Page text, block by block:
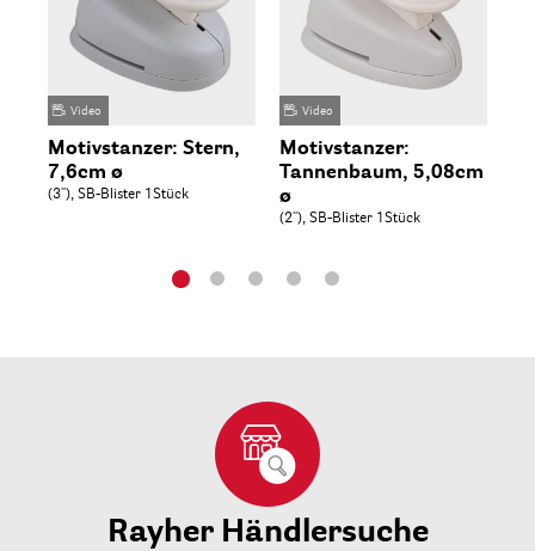
Video
Motivstanzer: Stern,
7,6cm ø
(3''), SB-Blister 1Stück
Video
Motivstanzer:
Tannenbaum, 5,08cm
ø
(2''), SB-Blister 1Stück
Rayher Händlersuche